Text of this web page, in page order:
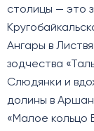
столицы — это
Ангары в
зодчества
Слюдянки и
долины в
«Малое кольцо